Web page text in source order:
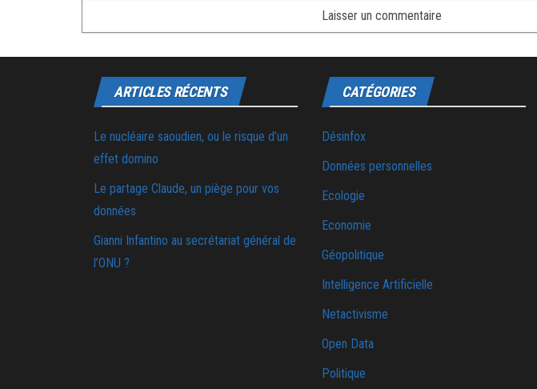
ARTICLES RÉCENTS
Le nucléaire saoudien, ou le risque d’un
effet domino
Le partage Claude, un piège pour vos
données
Gianni Infantino au secrétariat général de
l’ONU ?
CATÉGORIES
Désinfox
Données personnelles
Ecologie
Economie
Géopolitique
Intelligence Artificielle
Netactivisme
Open Data
Politique